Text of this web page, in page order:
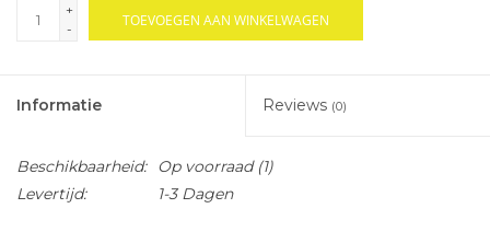
+
-
TOEVOEGEN AAN WINKELWAGEN
Informatie Reviews (0)
Beschikbaarheid: Op voorraad(1)
Levertijd:
1-3 Dagen